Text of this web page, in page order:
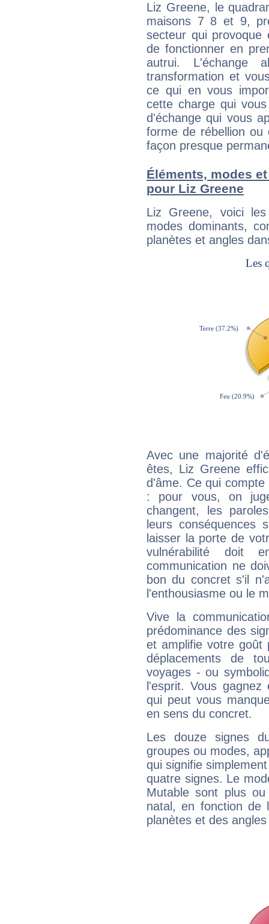
Liz Greene, le
maisons 7 8 et 9,
secteur qui provoque
de fonctionner en
autrui. L'échange
transformation et
ce qui en vous
cette charge qui
d'échange qui vous
forme de rébellion ou
façon presque
Éléments, modes
pour Liz Greene
Liz Greene, voici
modes dominants,
planètes et angles
Avec une majorité
êtes, Liz Greene
d'âme. Ce qui
: pour vous, on
changent, les
leurs conséquences
laisser la porte de
vulnérabilité doit
communication ne
bon du concret s'il
l'enthousiasme ou le
Vive la
prédominance des
et amplifie votre goût
déplacements de
voyages - ou
l'esprit. Vous
qui peut vous
en sens du concret.
Les douze signes
groupes ou modes,
qui signifie
quatre signes. Le
Mutable sont plus
natal, en fonction de
planètes et des